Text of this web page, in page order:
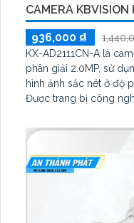
CAMERA
936,000 ₫
KX-AD2111CN-A là
phân giải 2.0MP, sử
hình ảnh sắc nét ở độ
Được trang bị công